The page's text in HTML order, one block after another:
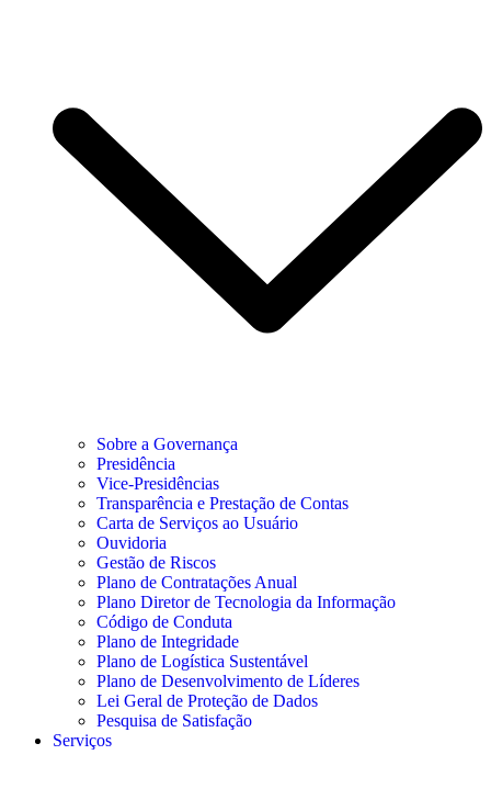
Sobre a Governança
Presidência
Vice-Presidências
Transparência e Prestação de Contas
Carta de Serviços ao Usuário
Ouvidoria
Gestão de Riscos
Plano de Contratações Anual
Plano Diretor de Tecnologia da Informação
Código de Conduta
Plano de Integridade
Plano de Logística Sustentável
Plano de Desenvolvimento de Líderes
Lei Geral de Proteção de Dados
Pesquisa de Satisfação
Serviços